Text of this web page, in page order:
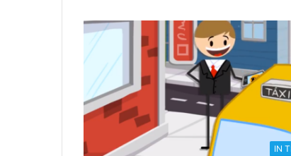
IN